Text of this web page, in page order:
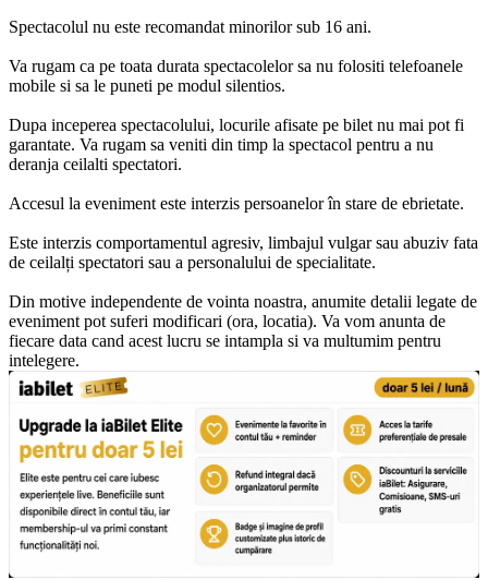
Spectacolul nu este recomandat minorilor sub 16 ani.
Va rugam ca pe toata durata spectacolelor sa nu folositi telefoanele
mobile si sa le puneti pe modul silentios.
Dupa inceperea spectacolului, locurile afisate pe bilet nu mai pot fi
garantate. Va rugam sa veniti din timp la spectacol pentru a nu
deranja ceilalti spectatori.
Accesul la eveniment este interzis persoanelor în stare de ebrietate.
Este interzis comportamentul agresiv, limbajul vulgar sau abuziv fata
de ceilalți spectatori sau a personalului de specialitate.
Din motive independente de vointa noastra, anumite detalii legate de
eveniment pot suferi modificari (ora, locatia). Va vom anunta de
fiecare data cand acest lucru se intampla si va multumim pentru
intelegere.